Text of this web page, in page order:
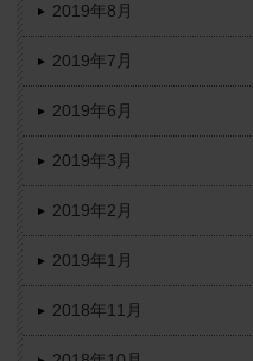
2019年8月
2019年7月
2019年6月
2019年3月
2019年2月
2019年1月
2018年11月